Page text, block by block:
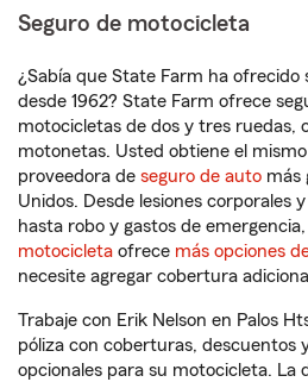
Seguro de motocicleta
¿Sabía que State Farm ha ofrecido
desde 1962? State Farm ofrece
motocicletas de dos y tres ruedas,
motonetas. Usted obtiene el
proveedora de seguro de auto más
Unidos. Desde lesiones corporales
hasta robo y gastos de
motocicleta ofrece más opciones
necesite agregar cobertura
Trabaje con Erik Nelson en Palos
póliza con coberturas, descuentos
opcionales para su motocicleta. La